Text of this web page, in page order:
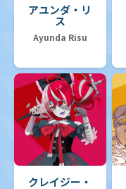
アユンダ・リ
ス
Ayunda Risu
クレイジー・